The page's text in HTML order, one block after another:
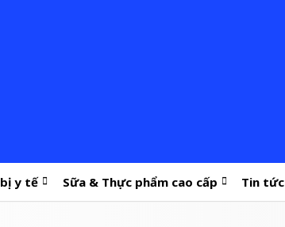
y tế Sữa & Thực phẩm cao cấp Tin tức